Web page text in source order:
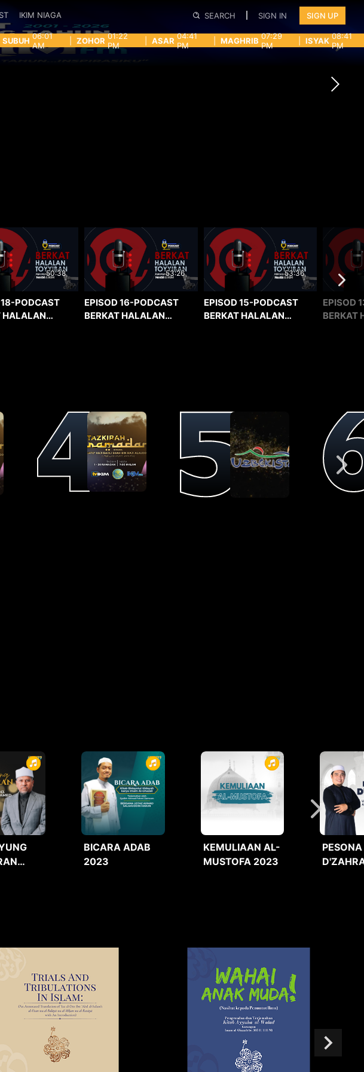
IKIM NIAGA SEARCH SIGN IN SIGN UP
SUBUH 06:01
AM
ZOHOR 01:22
PM
ASAR 04:41
PM
MAGHRIB 07:29
PM
ISYAK 08:41
PM
50:38
18-PODCAST
HALALAN
53:26
EPISOD 16-PODCAST
BERKAT HALALAN
53:36
EPISOD 15-PODCAST
BERKAT HALALAN
EPISOD
BERKAT
BICARA ADAB
2023
KEMULIAAN AL-
MUSTOFA 2023
PESONA